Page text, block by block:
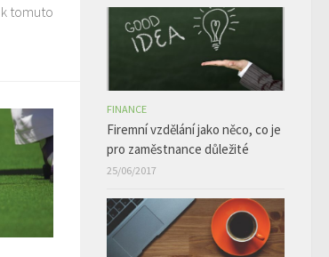
tomuto
FINANCE
Firemní vzdělání jako něco, co je
pro zaměstnance důležité
25/06/2017